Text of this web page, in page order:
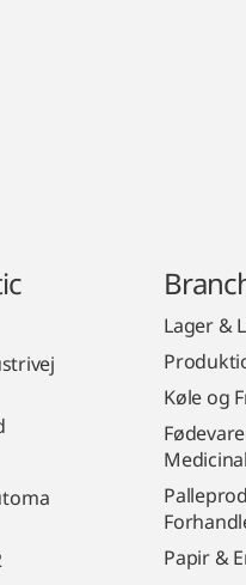
Lager &
Køle og
Medicinal
Papir &